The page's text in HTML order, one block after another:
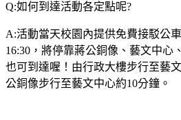
Q:如何到達活動各定點呢?
A:活動當天校園內提供免費接駁公
16:30，將停靠蔣公銅像、藝文中心
也可到達喔！由行政大樓步行至藝
公銅像步行至藝文中心約10分鐘。